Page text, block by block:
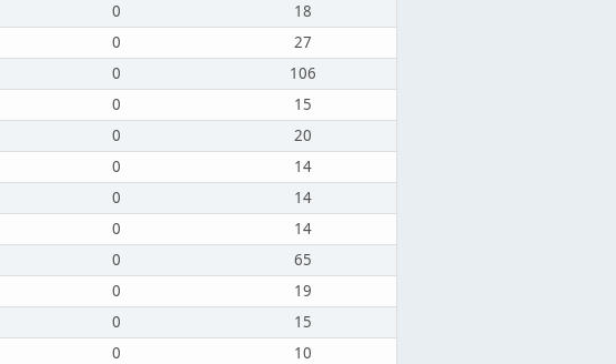
0
18
0
27
0
106
0
15
0
20
0
14
0
14
0
14
0
65
0
19
0
15
0 10